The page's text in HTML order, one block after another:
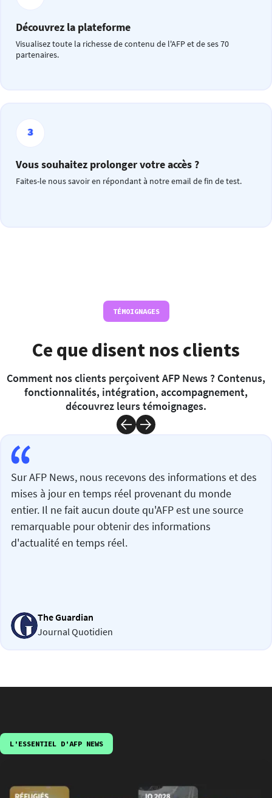
Découvrez la plateforme
Visualisez toute la richesse de contenu de l'AFP et de ses 70
partenaires.
Vous souhaitez prolonger votre accès ?
Faites-le nous savoir en répondant à notre email de fin de test.
TÉMOIGNAGES
Ce que disent nos clients
Comment nos clients perçoivent AFP News ? Contenus,
fonctionnalités, intégration, accompagnement,
découvrez leurs témoignages.
Sur AFP News, nous recevons des informations et des
mises à jour en temps réel provenant du monde
entier. Il ne fait aucun doute qu'AFP est une source
remarquable pour obtenir des informations
d'actualité en temps réel.
The Guardian
Journal Quotidien
L'ESSENTIEL D'AFP NEWS